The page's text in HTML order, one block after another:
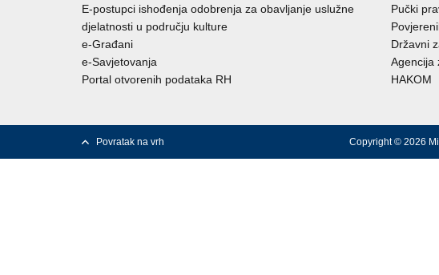
E-postupci ishođenja odobrenja za obavljanje uslužne
djelatnosti u području kulture
e-Građani
e-Savjetovanja
Portal otvorenih podataka RH
Pučki
Državni
Agencija
HAKOM
Povratak na vrh Copyright © 2026